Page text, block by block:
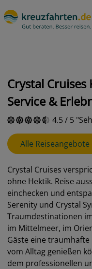
Crystal
Service &
4.5/ 5
Alle Reiseangebote
Crystal Cruises
ohne Hektik. Reise
einchecken und
Serenity und Crystal
Traumdestinationen
im Mittelmeer, im
Gäste eine
vom Alltag genießen
dem professionellen